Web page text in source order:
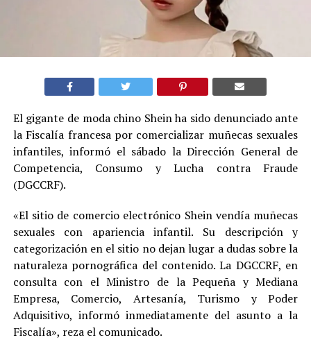
El gigante de moda chino Shein ha sido denunciado ante
la Fiscalía francesa por comercializar muñecas sexuales
infantiles, informó el sábado la Dirección General de
Competencia, Consumo y Lucha contra Fraude
(DGCCRF).
«El sitio de comercio electrónico Shein vendía muñecas
sexuales con apariencia infantil. Su descripción y
categorización en el sitio no dejan lugar a dudas sobre la
naturaleza pornográfica del contenido. La DGCCRF, en
consulta con el Ministro de la Pequeña y Mediana
Empresa, Comercio, Artesanía, Turismo y Poder
Adquisitivo, informó inmediatamente del asunto a la
Fiscalía», reza el comunicado.